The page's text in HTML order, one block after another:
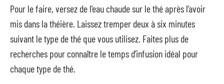
Pour le faire, versez de l’eau chaude sur le thé après l’avoir
mis dans la théière. Laissez tremper deux à six minutes
suivant le type de thé que vous utilisez. Faites plus de
recherches pour connaître le temps d’infusion idéal pour
chaque type de thé.